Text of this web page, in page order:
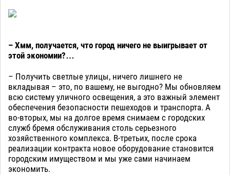
– Хмм, получается, что город ничего не выигрывает от
этой экономии?…
– Получить светлые улицы, ничего лишнего не
вкладывая – это, по вашему, не выгодно? Мы обновляем
всю систему уличного освещения, а это важный элемент
обеспечения безопасности пешеходов и транспорта. А
во-вторых, мы на долгое время снимаем с городских
служб бремя обслуживания столь серьезного
хозяйственного комплекса. В-третьих, после срока
реализации контракта новое оборудование становится
городским имуществом и мы уже сами начинаем
экономить.